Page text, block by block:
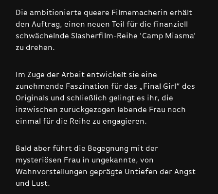
Die ambitionierte queere Filmemacherin erhält
den Auftrag, einen neuen Teil für die finanziell
schwächelnde Slasherfilm-Reihe 'Camp Miasma'
zu drehen.
Im Zuge der Arbeit entwickelt sie eine
zunehmende Faszination für das „Final Girl“ des
Originals und schließlich gelingt es ihr, die
inzwischen zurückgezogen lebende Frau noch
einmal für die Reihe zu engagieren.
Bald aber führt die Begegnung mit der
mysteriösen Frau in ungekannte, von
Wahnvorstellungen geprägte Untiefen der Angst
und Lust.